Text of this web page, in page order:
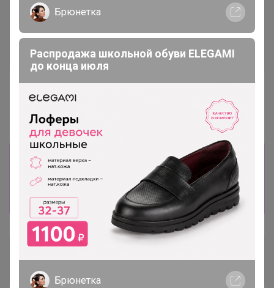
741р
Мягкая игрушка-
обнимашка- сплюшка
Альпака 45 см, фиолетовая
741р
Мягкая игрушка-
обнимашка- сплюшка
Альпака/ Лама 45 см,
Информация о заказах доступна
лишь членам клуба
Показать
Брюнетка
Распродажа школьной обуви ELEGAMI
до конца июля
Брюнетка